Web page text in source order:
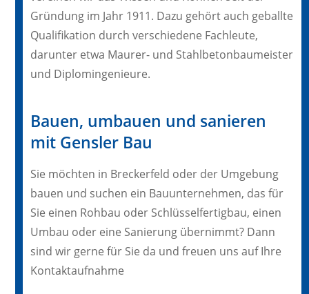
Gründung im Jahr 1911. Dazu gehört auch geballte
Qualifikation durch verschiedene Fachleute,
darunter etwa Maurer- und Stahlbetonbaumeister
und Diplomingenieure.
Bauen, umbauen und sanieren
mit Gensler Bau
Sie möchten in Breckerfeld oder der Umgebung
bauen und suchen ein Bauunternehmen, das für
Sie einen Rohbau oder Schlüsselfertigbau, einen
Umbau oder eine Sanierung übernimmt? Dann
sind wir gerne für Sie da und freuen uns auf Ihre
Kontaktaufnahme